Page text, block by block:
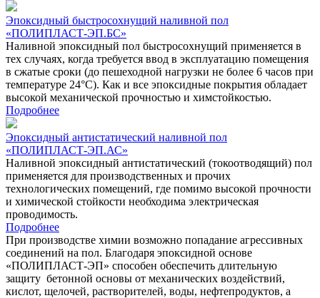
Эпоксидный быстросохнущий наливной пол
«ПОЛИПЛАСТ-ЭП.БС»
Наливной эпоксидный пол быстросохнущий применяется в
тех случаях, когда требуется ввод в эксплуатацию помещения
в сжатые сроки (до пешеходной нагрузки не более 6 часов при
температуре 24°С). Как и все эпоксидные покрытия обладает
высокой механической прочностью и химстойкостью.
Подробнее
Эпоксидный антистатический наливной пол
«ПОЛИПЛАСТ-ЭП.АС»
Наливной эпоксидный антистатический (токоотводящий) пол
применяется для производственных и прочих
технологических помещений, где помимо высокой прочности
и химической стойкости необходима электрическая
проводимость.
Подробнее
При производстве химии возможно попадание агрессивных
соединений на пол. Благодаря эпоксидной основе
«‎ПОЛИПЛАСТ-ЭП» способен обеспечить длительную
защиту бетонной основы от механических воздействий,
кислот, щелочей, растворителей, воды, нефтепродуктов, а